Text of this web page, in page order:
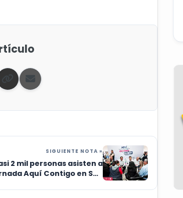
SIGUIENTE NOTA »
2 mil personas asisten a
Aquí Contigo en San